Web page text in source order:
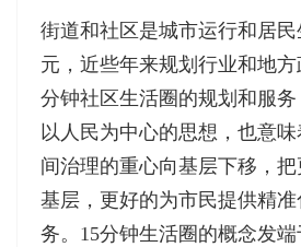
街道和社区是城市运行和居
元，近些年来规划行业和地
分钟社区生活圈的规划和服
以人民为中心的思想，也意
间治理的重心向基层下移，把
基层，更好的为市民提供精
务。15分钟生活圈的概念发